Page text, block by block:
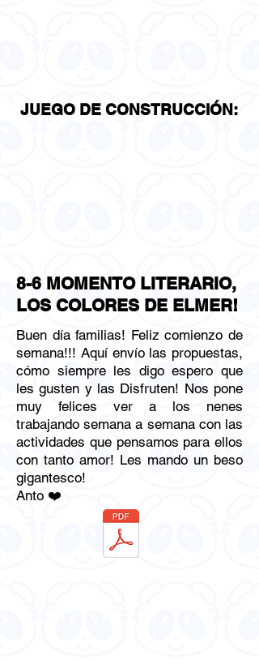
JUEGO DE CONSTRUCCIÓN:
8-6 MOMENTO LITERARIO,
LOS COLORES DE ELMER!
Buen día familias! Feliz comienzo de
semana!!! Aquí envío las propuestas,
cómo siempre les digo espero que
les gusten y las Disfruten! Nos pone
muy felices ver a los nenes
trabajando semana a semana con las
actividades que pensamos para ellos
con tanto amor! Les mando un beso
gigantesco!
Anto ❤️